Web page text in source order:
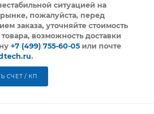
ситуацией на
пожалуйста, перед
заказа, уточняйте стоимость
возможность доставки
+7 (499) 755-60-05 или почте
.
СЧЕТ / КП